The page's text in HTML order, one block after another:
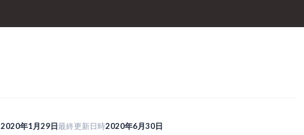
2020年1月29日最終更新日時2020年6月30日